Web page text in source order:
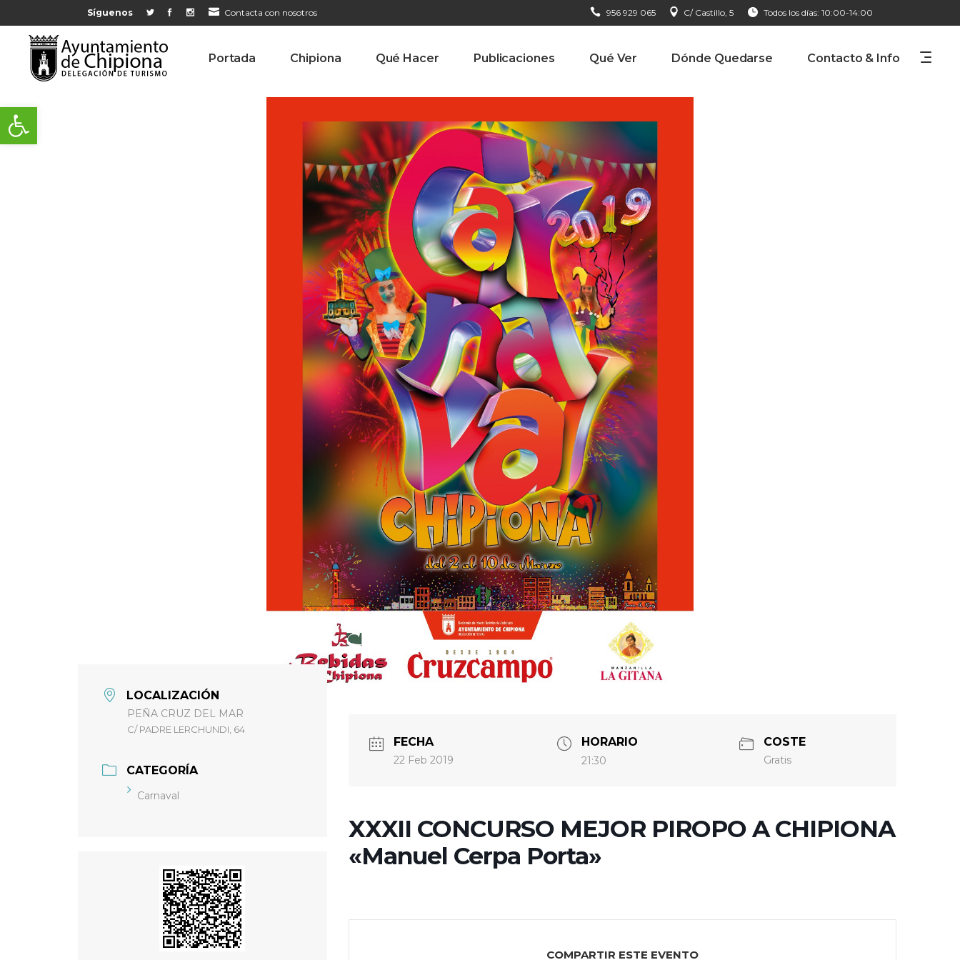
Abrir barra de herramientas
Síguenos Contacta con nosotros 956 929 065 C/ Castillo, 5 Todos los días: 10:00-14:00
Portada Chipiona Qué Hacer Publicaciones Qué Ver Dónde Quedarse Contacto & Info
LOCALIZACIÓN
PEÑA CRUZ DEL MAR
C/ PADRE LERCHUNDI, 64
CATEGORÍA
Carnaval
FECHA
22 Feb 2019
HORARIO
21:30
COSTE
Gratis
XXXII CONCURSO MEJOR PIROPO A CHIPIONA
«Manuel Cerpa Porta»
COMPARTIR ESTE EVENTO